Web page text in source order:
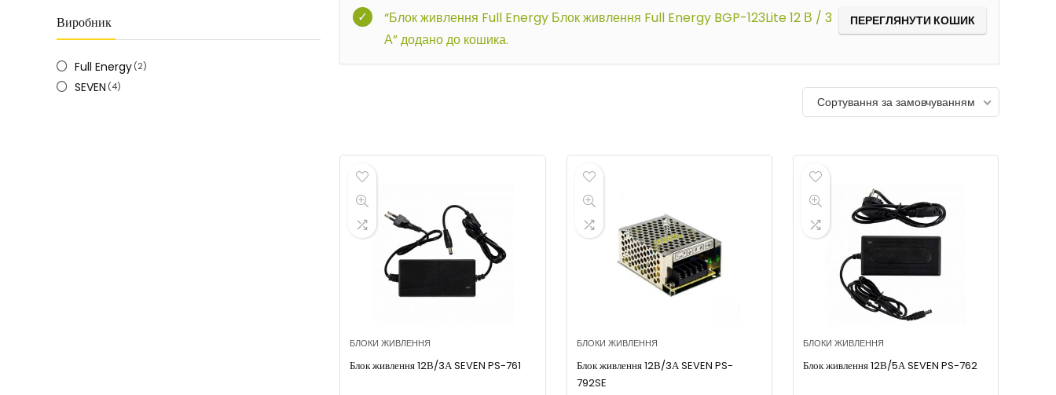
Виробник
Full Energy (2)
SEVEN (4)
ПЕРЕГЛЯНУТИ КОШИК
“Блок живлення Full Energy Блок живлення Full Energy BGP-123Lite 12 В / 3
А” додано до кошика.
Сортування за замовчуванням
БЛОКИ ЖИВЛЕННЯ
Блок живлення 12В/3А SEVEN PS-761
БЛОКИ ЖИВЛЕННЯ
Блок живлення 12В/3А SEVEN PS-
792SE
БЛОКИ ЖИВЛЕННЯ
Блок живлення 12В/5А SEVEN PS-762